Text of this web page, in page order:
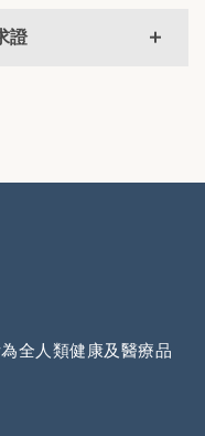
證
全人類健康及醫療品